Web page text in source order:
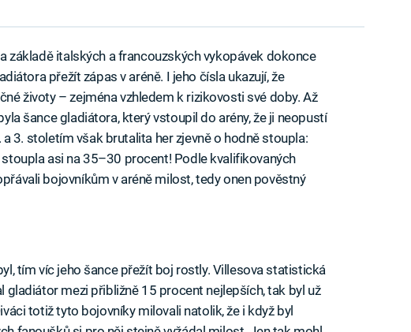
základě italských a francouzských vykopávek dokonce
přežít zápas v aréně. I jeho čísla ukazují, že
životy – zejména vzhledem k rizikovosti své doby. Až
šance gladiátora, který vstoupil do arény, že ji neopustí
a 3. stoletím však brutalita her zjevně o hodně stoupla:
asi na 35–30 procent! Podle kvalifikovaných
bojovníkům v aréně milost, tedy onen pověstný
tím víc jeho šance přežít boj rostly. Villesova statistická
gladiátor mezi přibližně 15 procent nejlepších, tak byl už
totiž tyto bojovníky milovali natolik, že i když byl